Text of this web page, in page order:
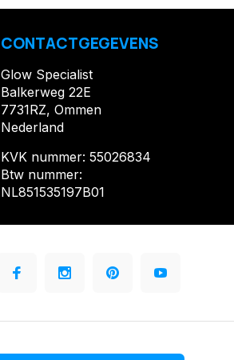
CONTACTGEGEVENS
Glow Specialist
Balkerweg 22E
7731RZ, Ommen
Nederland
KVK nummer: 55026834
Btw nummer:
NL851535197B01